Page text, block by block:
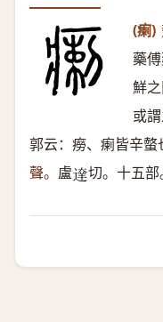
(瘌)
藥
鮮
或
郭云：癆、瘌皆辛螫
聲。 盧𨔶 切。十五部